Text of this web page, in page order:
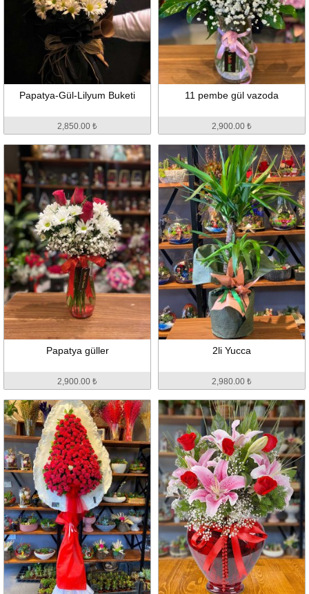
Papatya-Gül-Lilyum Buketi
2,850.00 ₺
11 pembe gül vazoda
2,900.00 ₺
Papatya güller
2,900.00 ₺
2li Yucca
2,980.00 ₺